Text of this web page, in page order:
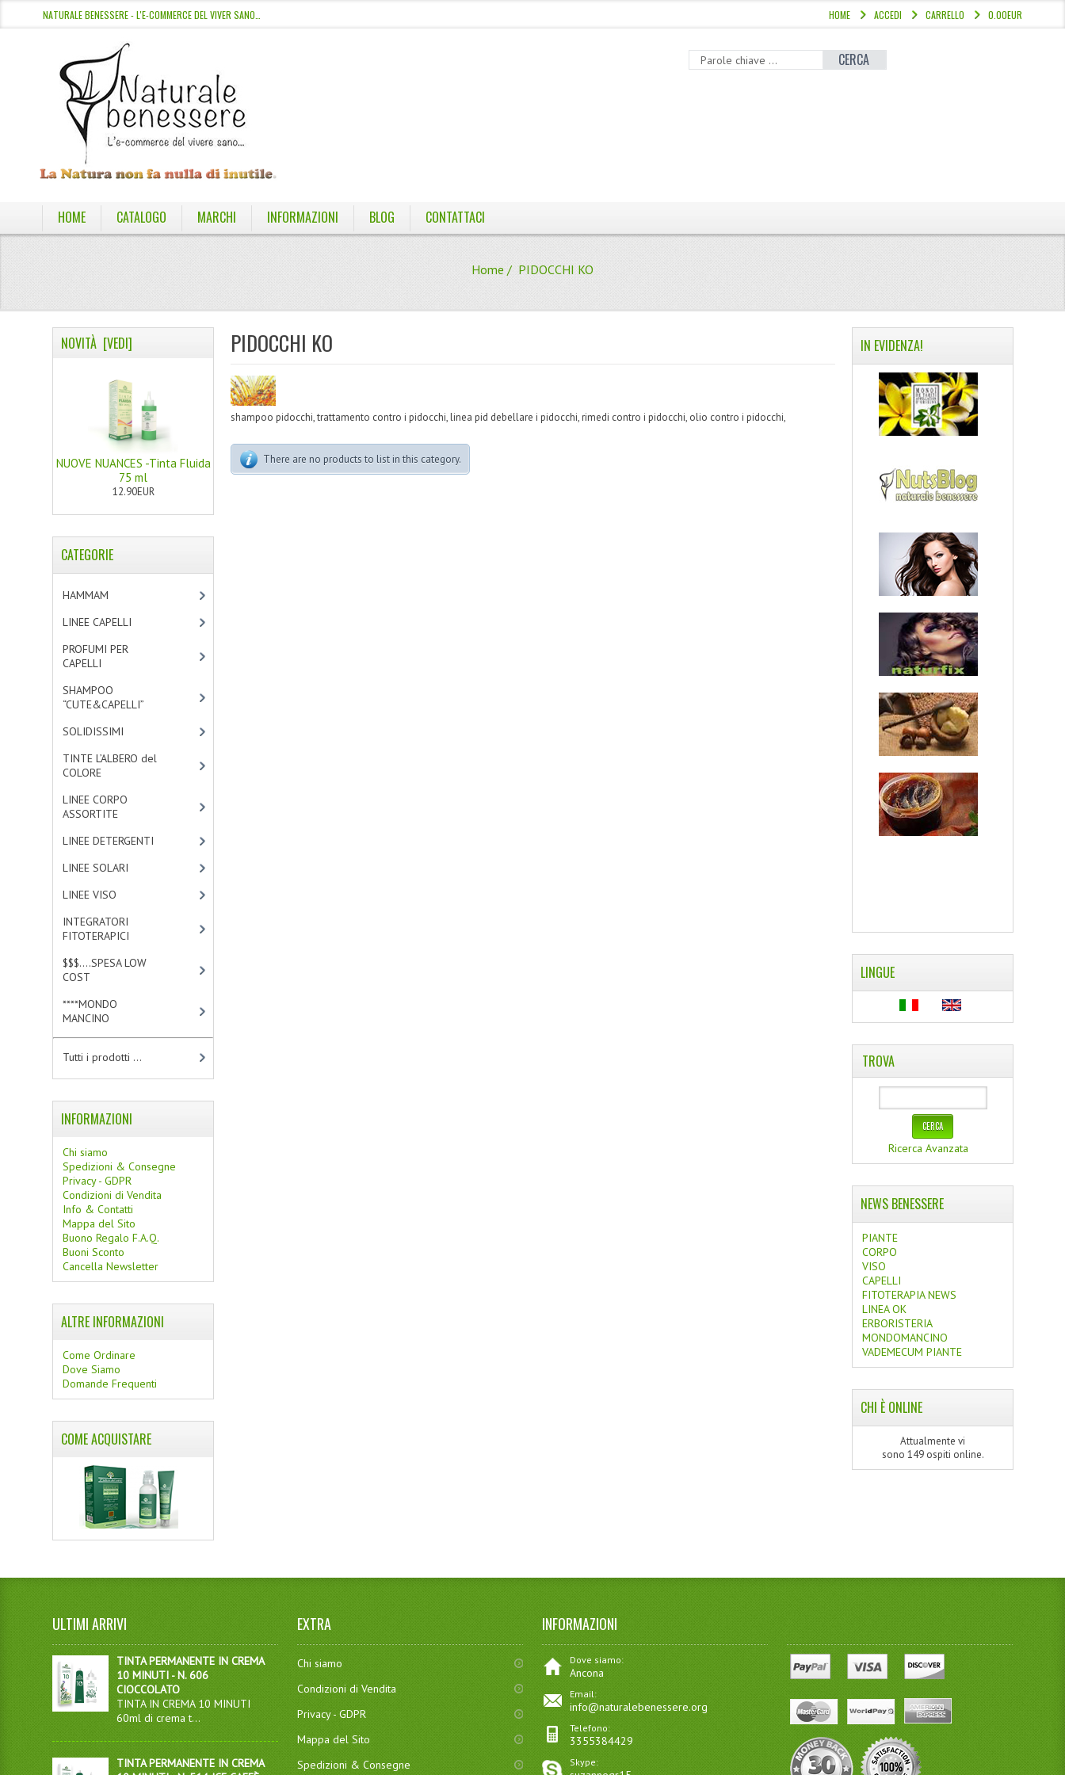
NATURALE BENESSERE - L'E-COMMERCE DEL VIVER SANO… 0.00EUR
CARRELLO
ACCEDI
HOME
CERCA
HOME CATALOGO MARCHI INFORMAZIONI BLOG CONTATTACI
Home / PIDOCCHI KO
PIDOCCHI KO
shampoo pidocchi, trattamento contro i pidocchi, linea pid debellare i pidocchi, rimedi contro i pidocchi, olio contro i pidocchi,
There are no products to list in this category.
NOVITÀ [VEDI]
NUOVE NUANCES -Tinta Fluida
75 ml
12.90EUR
CATEGORIE
HAMMAM
LINEE CAPELLI
PROFUMI PER
CAPELLI
SHAMPOO
“CUTE&CAPELLI”
SOLIDISSIMI
TINTE L’ALBERO del
COLORE
LINEE CORPO
ASSORTITE
LINEE DETERGENTI
LINEE SOLARI
LINEE VISO
INTEGRATORI
FITOTERAPICI
$$$....SPESA LOW
COST
****MONDO
MANCINO
Tutti i prodotti ...
INFORMAZIONI
Chi siamo
Spedizioni & Consegne
Privacy - GDPR
Condizioni di Vendita
Info & Contatti
Mappa del Sito
Buono Regalo F.A.Q.
Buoni Sconto
Cancella Newsletter
ALTRE INFORMAZIONI
Come Ordinare
Dove Siamo
Domande Frequenti
COME ACQUISTARE
IN EVIDENZA!
LINGUE
TROVA
Ricerca Avanzata
NEWS BENESSERE
PIANTE
CORPO
VISO
CAPELLI
FITOTERAPIA NEWS
LINEA OK
ERBORISTERIA
MONDOMANCINO
VADEMECUM PIANTE
CHI È ONLINE
Attualmente vi
sono 149 ospiti online.
ULTIMI ARRIVI
TINTA PERMANENTE IN CREMA
10 MINUTI - N. 606
CIOCCOLATO
TINTA IN CREMA 10 MINUTI
60ml di crema t...
TINTA PERMANENTE IN CREMA
EXTRA
Chi siamo
Condizioni di Vendita
Privacy - GDPR
Mappa del Sito
Spedizioni & Consegne
INFORMAZIONI
Dove siamo:
Ancona
Email:
info@naturalebenessere.org
Telefono:
3355384429
Skype: